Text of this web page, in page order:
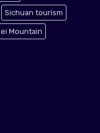
Sichuan tourism
Mountain